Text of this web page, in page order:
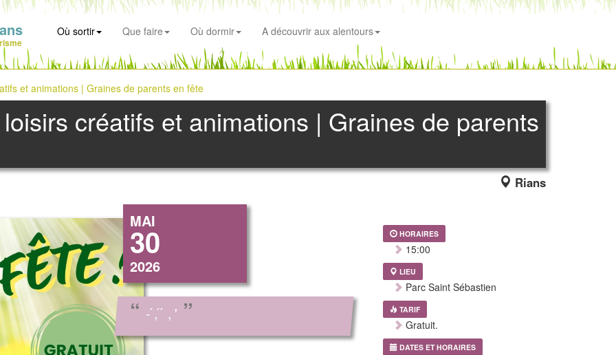
Où sortir Que faire Où dormir A découvrir aux alentours
et animations | Graines de parents en fête
créatifs et animations | Graines de parents
Rians
MAI
30
2026
“ - ́, ́ ́ , ' ”
HORAIRES
15:00
LIEU
Parc Saint Sébastien
TARIF
Gratuit.
DATES ET HORAIRES